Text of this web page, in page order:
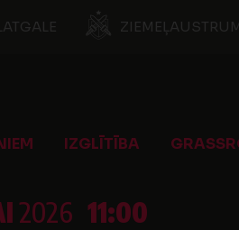
IZGLĪTĪBA
2026 11:00